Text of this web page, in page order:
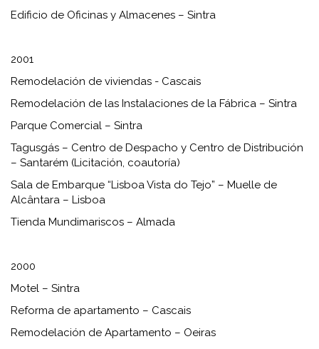
Edificio de Oficinas y Almacenes – Sintra
2001
Remodelación de viviendas - Cascais
Remodelación de las Instalaciones de la Fábrica – Sintra
Parque Comercial – Sintra
Tagusgás – Centro de Despacho y Centro de Distribución
– Santarém (Licitación, coautoría)
Sala de Embarque “Lisboa Vista do Tejo” – Muelle de
Alcântara – Lisboa
Tienda Mundimariscos – Almada
2000
Motel – Sintra
Reforma de apartamento – Cascais
Remodelación de Apartamento – Oeiras